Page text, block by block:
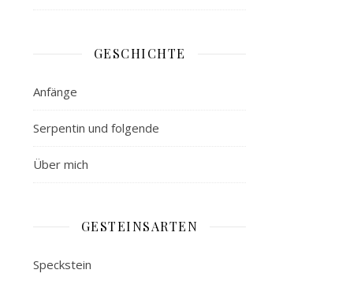
GESCHICHTE
Anfänge
Serpentin und folgende
Über mich
GESTEINSARTEN
Speckstein